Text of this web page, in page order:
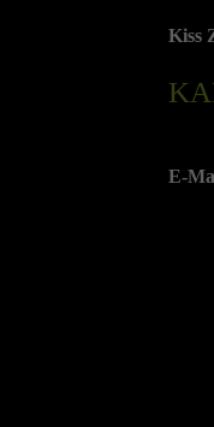
Kiss
E-